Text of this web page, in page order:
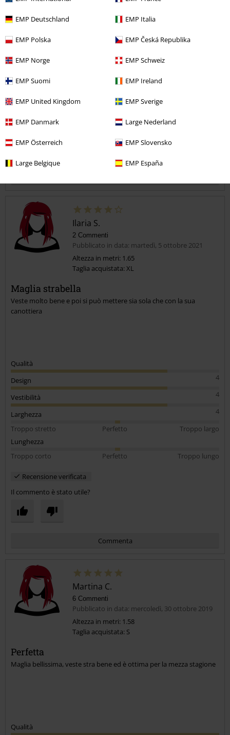
EMP Deutschland EMP Italia
EMP Polska EMP Česká Republika
EMP Norge EMP Schweiz
EMP Suomi EMP Ireland
EMP United Kingdom EMP Sverige
EMP Danmark Large Nederland
EMP Österreich EMP Slovensko
Large Belgique EMP España
Design
Vestibilità
Troppo stretto
Perfetto
Lunghezza
Il commento è stato utile?
Invia un commento
Ilaria S.
2 Commenti
Pubblicato in data: martedì, 5 ottobre 2021
Altezza in metri: 1.65
Taglia acquistata: XL
Maglia strabella
Veste molto bene e poi si può mettere sia sola che con la sua
canottiera
Qualità
4
Design
4
Vestibilità
4
Larghezza
Troppo stretto
Perfetto
Troppo largo
Lunghezza
Troppo corto
Perfetto Troppo lungo
Recensione verificata
Il commento è stato utile?
Commenta
Invia un commento
Martina C.
6 Commenti
Pubblicato in data: mercoledì, 30 ottobre 2019
Altezza in metri: 1.58
Taglia acquistata: S
Perfetta
Maglia bellissima, veste stra bene ed è ottima per la mezza stagione
Qualità